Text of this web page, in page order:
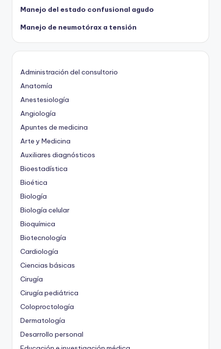
Manejo del estado confusional agudo
Manejo de neumotórax a tensión
Administración del consultorio
Anatomía
Anestesiología
Angiología
Apuntes de medicina
Arte y Medicina
Auxiliares diagnósticos
Bioestadística
Bioética
Biología
Biología celular
Bioquímica
Biotecnología
Cardiología
Ciencias básicas
Cirugía
Cirugía pediátrica
Coloproctología
Dermatología
Desarrollo personal